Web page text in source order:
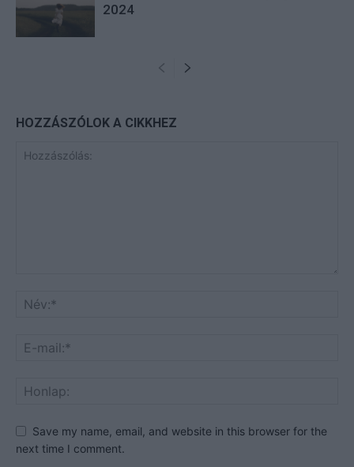
2024
HOZZÁSZÓLOK A CIKKHEZ
Save my name, email, and website in this browser for the
next time I comment.